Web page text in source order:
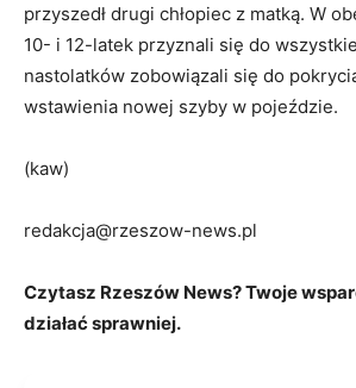
przyszedł drugi chłopiec z matką. W
10- i 12-latek przyznali się do
nastolatków zobowiązali się do
wstawienia nowej szyby w pojeździe.
(kaw)
redakcja@rzeszow-news.pl
Czytasz Rzeszów News? Twoje
działać sprawniej.